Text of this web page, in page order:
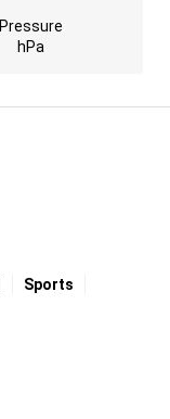
Pressure
hPa
Sports